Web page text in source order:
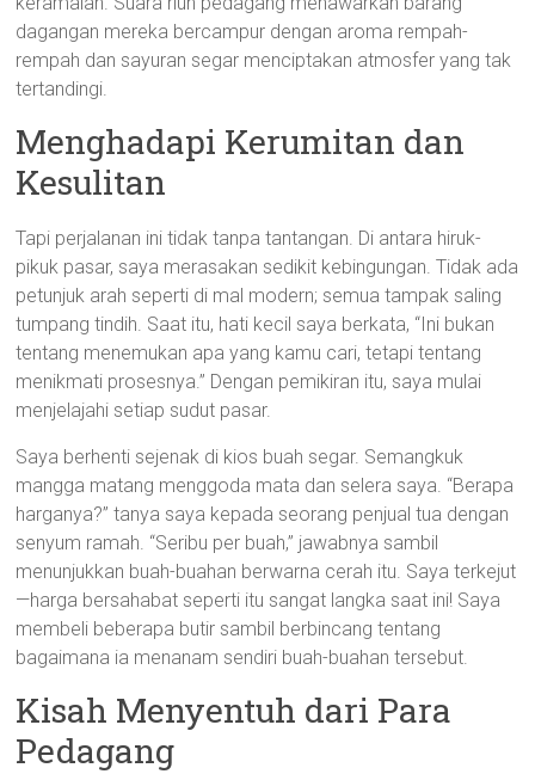
dagangan mereka bercampur dengan aroma rempah-
rempah dan sayuran segar menciptakan atmosfer yang tak
tertandingi.
Menghadapi Kerumitan dan
Kesulitan
Tapi perjalanan ini tidak tanpa tantangan. Di antara hiruk-
pikuk pasar, saya merasakan sedikit kebingungan. Tidak ada
petunjuk arah seperti di mal modern; semua tampak saling
tumpang tindih. Saat itu, hati kecil saya berkata, “Ini bukan
tentang menemukan apa yang kamu cari, tetapi tentang
menikmati prosesnya.” Dengan pemikiran itu, saya mulai
menjelajahi setiap sudut pasar.
Saya berhenti sejenak di kios buah segar. Semangkuk
mangga matang menggoda mata dan selera saya. “Berapa
harganya?” tanya saya kepada seorang penjual tua dengan
senyum ramah. “Seribu per buah,” jawabnya sambil
menunjukkan buah-buahan berwarna cerah itu. Saya terkejut
—harga bersahabat seperti itu sangat langka saat ini! Saya
membeli beberapa butir sambil berbincang tentang
bagaimana ia menanam sendiri buah-buahan tersebut.
Kisah Menyentuh dari Para
Pedagang